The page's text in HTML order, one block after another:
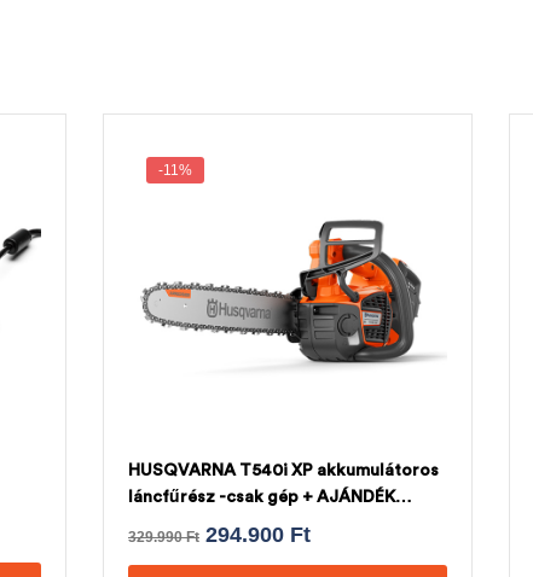
-11%
HUSQVARNA T540i XP akkumulátoros
láncfűrész -csak gép + AJÁNDÉK
HUSQVARNA LÁNC
329.990Ft 294.900 Ft